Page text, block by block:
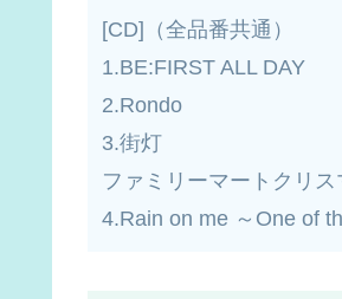
[CD]（全品番共通）
1.BE:FIRST ALL DAY
2.Rondo
3.街灯
ファミリーマートクリ
4.Rain on me ～One of